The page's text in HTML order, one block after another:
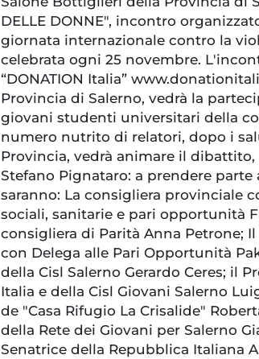
DELLE DONNE", incontro
giornata internazionale contro la
celebrata ogni 25 novembre.
“DONATION Italia”
Provincia di Salerno, vedrà la
giovani studenti universitari della
numero nutrito di relatori, dopo i
Provincia, vedrà animare il
Stefano Pignataro: a prendere parte
saranno: La consigliera provinciale
sociali, sanitarie e pari opportunità
consigliera di Parità Anna Petrone;
con Delega alle Pari Opportunità
della Cisl Salerno Gerardo Ceres; il
Italia e della Cisl Giovani Salerno
de "Casa Rifugio La Crisalide"
della Rete dei Giovani per Salerno
Senatrice della Repubblica Italiana